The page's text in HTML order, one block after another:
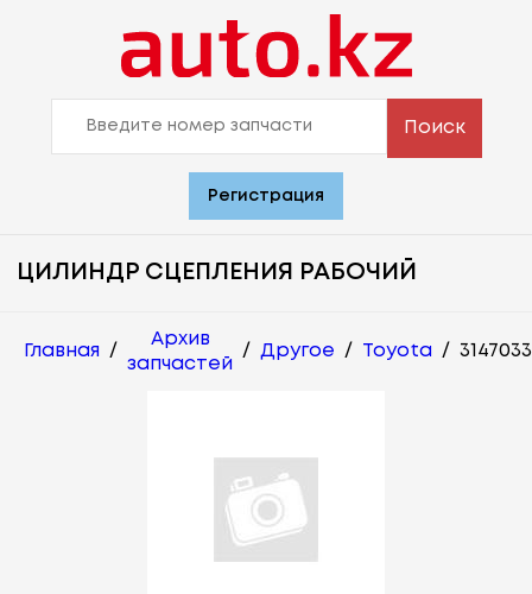
Поиск
Регистрация
ЦИЛИНДР СЦЕПЛЕНИЯ РАБОЧИЙ
Главная /
Архив
запчастей
/ Другое / Toyota /